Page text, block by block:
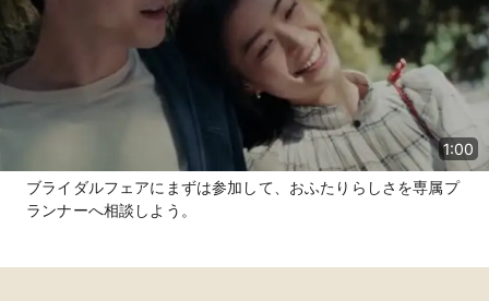
1:00
ブライダルフェアにまずは参加して、おふたりらしさを専属プ
ランナーへ相談しよう。